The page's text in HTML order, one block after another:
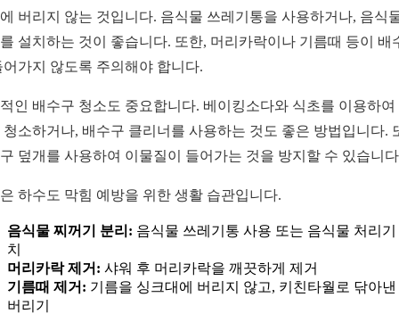
버리지 않는 것입니다. 음식물 쓰레기통을 사용하거나, 음식
설치하는 것이 좋습니다. 또한, 머리카락이나 기름때 등이 배
어가지 않도록 주의해야 합니다.
인 배수구 청소도 중요합니다. 베이킹소다와 식초를 이용하여
청소하거나, 배수구 클리너를 사용하는 것도 좋은 방법입니다.
덮개를 사용하여 이물질이 들어가는 것을 방지할 수 있습니
하수도 막힘 예방을 위한 생활 습관입니다.
음식물 찌꺼기 분리: 음식물 쓰레기통 사용 또는 음식물 처리기
치
머리카락 제거: 샤워 후 머리카락을 깨끗하게 제거
기름때 제거: 기름을 싱크대에 버리지 않고, 키친타월로 닦아낸
버리기